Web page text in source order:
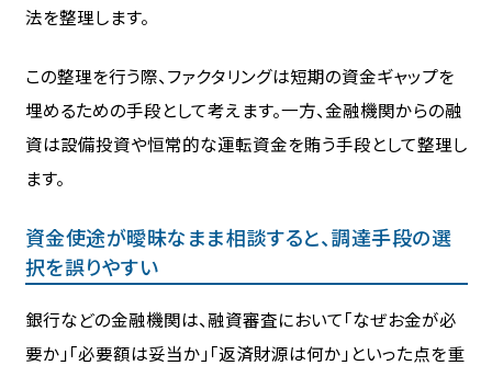
法を整理します。
この整理を行う際、ファクタリングは短期の資金ギャップを
埋めるための手段として考えます。一方、金融機関からの融
資は設備投資や恒常的な運転資金を賄う手段として整理し
ます。
資金使途が曖昧なまま相談すると、調達手段の選
択を誤りやすい
銀行などの金融機関は、融資審査において「なぜお金が必
要か」「必要額は妥当か」「返済財源は何か」といった点を重